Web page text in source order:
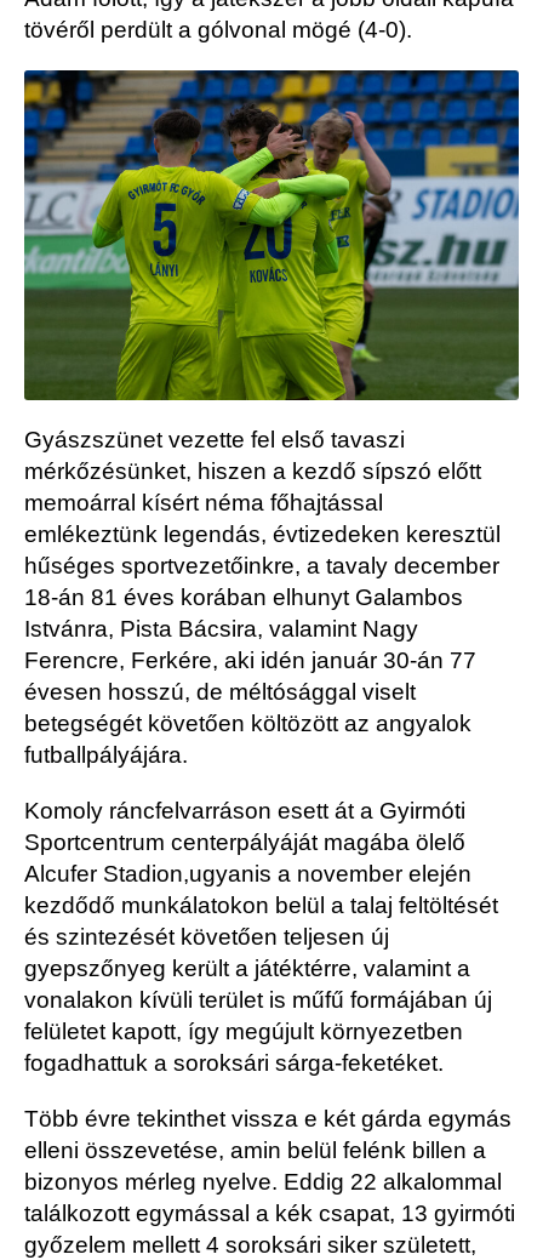
tövéről perdült a gólvonal mögé (4-0).
Gyászszünet vezette fel első tavaszi
mérkőzésünket, hiszen a kezdő sípszó előtt
memoárral kísért néma főhajtással
emlékeztünk legendás, évtizedeken keresztül
hűséges sportvezetőinkre, a tavaly december
18-án 81 éves korában elhunyt Galambos
Istvánra, Pista Bácsira, valamint Nagy
Ferencre, Ferkére, aki idén január 30-án 77
évesen hosszú, de méltósággal viselt
betegségét követően költözött az angyalok
futballpályájára.
Komoly ráncfelvarráson esett át a Gyirmóti
Sportcentrum centerpályáját magába ölelő
Alcufer Stadion,ugyanis a november elején
kezdődő munkálatokon belül a talaj feltöltését
és szintezését követően teljesen új
gyepszőnyeg került a játéktérre, valamint a
vonalakon kívüli terület is műfű formájában új
felületet kapott, így megújult környezetben
fogadhattuk a soroksári sárga-feketéket.
Több évre tekinthet vissza e két gárda egymás
elleni összevetése, amin belül felénk billen a
bizonyos mérleg nyelve. Eddig 22 alkalommal
találkozott egymással a kék csapat, 13 gyirmóti
győzelem mellett 4 soroksári siker született,